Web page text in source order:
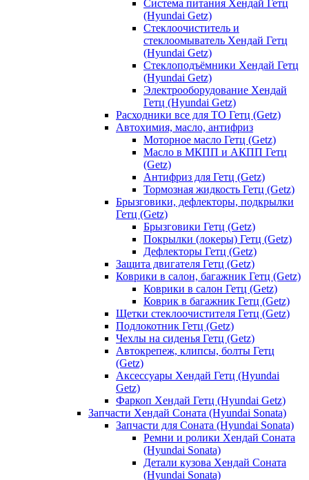
Система питания Хендай Гетц
(Hyundai Getz)
Стеклоочиститель и
стеклоомыватель Хендай Гетц
(Hyundai Getz)
Стеклоподъёмники Хендай Гетц
(Hyundai Getz)
Электрооборудование Хендай
Гетц (Hyundai Getz)
Расходники все для ТО Гетц (Getz)
Автохимия, масло, антифриз
Моторное масло Гетц (Getz)
Масло в МКПП и АКПП Гетц
(Getz)
Антифриз для Гетц (Getz)
Тормозная жидкость Гетц (Getz)
Брызговики, дефлекторы, подкрылки
Гетц (Getz)
Брызговики Гетц (Getz)
Покрылки (локеры) Гетц (Getz)
Дефлекторы Гетц (Getz)
Защита двигателя Гетц (Getz)
Коврики в салон, багажник Гетц (Getz)
Коврики в салон Гетц (Getz)
Коврик в багажник Гетц (Getz)
Щетки стеклоочистителя Гетц (Getz)
Подлокотник Гетц (Getz)
Чехлы на сиденья Гетц (Getz)
Автокрепеж, клипсы, болты Гетц
(Getz)
Аксессуары Хендай Гетц (Hyundai
Getz)
Фаркоп Хендай Гетц (Hyundai Getz)
Запчасти Хендай Соната (Hyundai Sonata)
Запчасти для Соната (Hyundai Sonata)
Ремни и ролики Хендай Соната
(Hyundai Sonata)
Детали кузова Хендай Соната
(Hyundai Sonata)